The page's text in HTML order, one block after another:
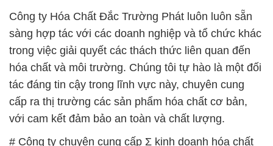
Công ty Hóa Chất Đắc Trường Phát luôn luôn sẵn
sàng hợp tác với các doanh nghiệp và tổ chức khác
trong việc giải quyết các thách thức liên quan đến
hóa chất và môi trường. Chúng tôi tự hào là một đối
tác đáng tin cậy trong lĩnh vực này, chuyên cung
cấp ra thị trường các sản phẩm hóa chất cơ bản,
với cam kết đảm bảo an toàn và chất lượng.
# Công ty chuyên cung cấp Σ kinh doanh hóa chất